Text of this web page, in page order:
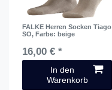
FALKE Herren Socken Tiago
SO, Farbe: beige
16,00 € *
In den
Warenkorb